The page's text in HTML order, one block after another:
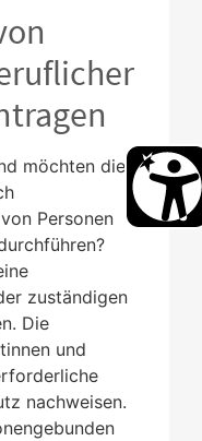
möchten die
Personen
zuständigen
Die
und
nachweisen.